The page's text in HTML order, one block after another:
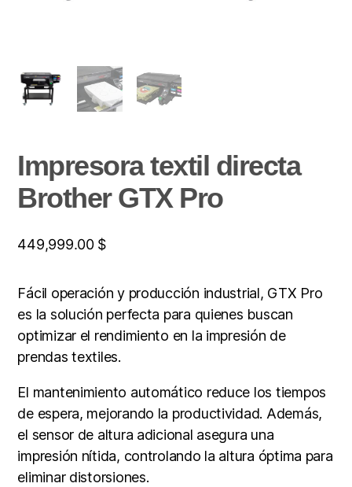
Impresora textil directa
Brother GTX Pro
449,999.00 $
Fácil operación y producción industrial, GTX Pro
es la solución perfecta para quienes buscan
optimizar el rendimiento en la impresión de
prendas textiles.
El mantenimiento automático reduce los tiempos
de espera, mejorando la productividad. Además,
el sensor de altura adicional asegura una
impresión nítida, controlando la altura óptima para
eliminar distorsiones.